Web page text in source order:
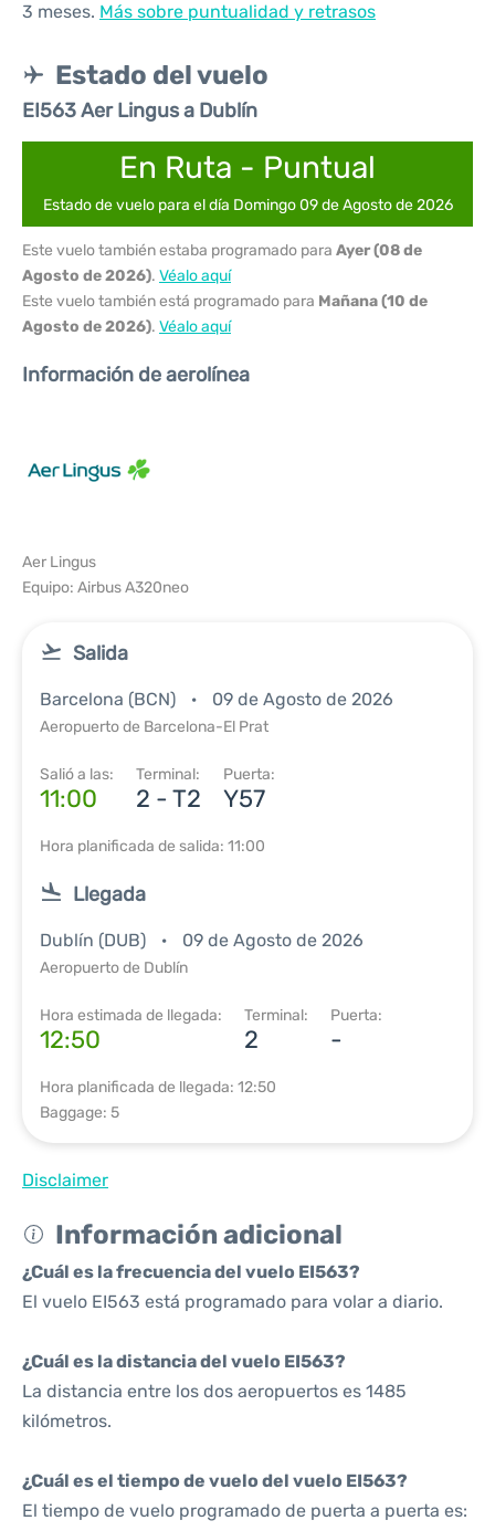
3 meses. Más sobre puntualidad y retrasos
Estado del vuelo
EI563 Aer Lingus a Dublín
En Ruta - Puntual
Estado de vuelo para el día Domingo 09 de Agosto de 2026
Este vuelo también estaba programado para Ayer (08 de
Agosto de 2026). Véalo aquí
Este vuelo también está programado para Mañana (10 de
Agosto de 2026). Véalo aquí
Información de aerolínea
Aer Lingus
Equipo: Airbus A320neo
Salida
Barcelona (BCN) 09 de Agosto de 2026
Aeropuerto de Barcelona-El Prat
Salió a las:
11:00
Terminal:
2 - T2
Puerta:
Y57
Hora planificada de salida: 11:00
Llegada
Dublín (DUB) 09 de Agosto de 2026
Aeropuerto de Dublín
Hora estimada de llegada:
12:50
Terminal:
2
Puerta:
-
Hora planificada de llegada: 12:50
Baggage: 5
Disclaimer
Información adicional
¿Cuál es la frecuencia del vuelo EI563?
El vuelo EI563 está programado para volar a diario.
¿Cuál es la distancia del vuelo EI563?
La distancia entre los dos aeropuertos es 1485
kilómetros.
¿Cuál es el tiempo de vuelo del vuelo EI563?
El tiempo de vuelo programado de puerta a puerta es: